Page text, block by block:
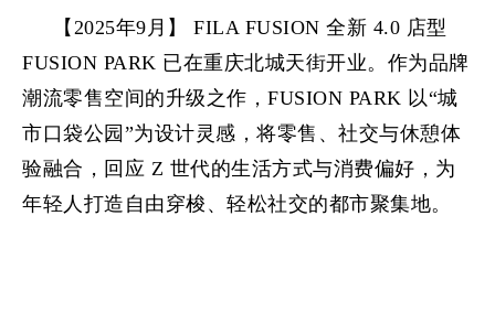
【2025年9月】 FILA FUSION 全新 4.0 店型
FUSION PARK 已在重庆北城天街开业。作为品牌
潮流零售空间的升级之作，FUSION PARK 以“城
市口袋公园”为设计灵感，将零售、社交与休憩体
验融合，回应 Z 世代的生活方式与消费偏好，为
年轻人打造自由穿梭、轻松社交的都市聚集地。